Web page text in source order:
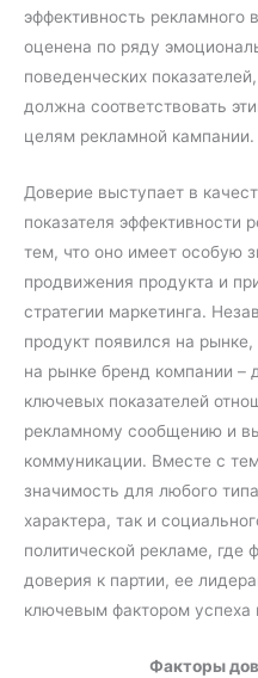
эффективность рекламного
оценена по ряду
поведенческих
должна соответствовать
целям рекламной кампании.
Доверие выступает в
показателя эффективности
тем, что оно имеет особую
продвижения продукта и
стратегии маркетинга.
продукт появился на
на рынке бренд компании –
ключевых показателей
рекламному сообщению и
коммуникации. Вместе с
значимость для любого
характера, так и
политической рекламе, где
доверия к партии, ее
ключевым фактором успеха
Факторы